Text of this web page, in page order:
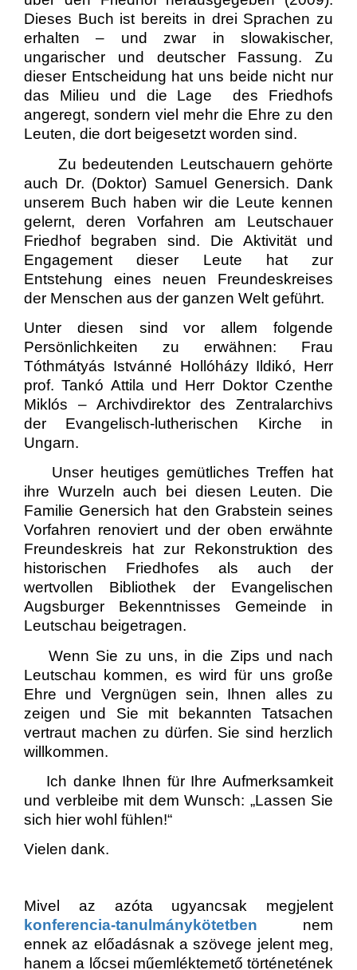
Dieses Buch ist bereits in drei Sprachen zu
erhalten – und zwar in slowakischer,
ungarischer und deutscher Fassung. Zu
dieser Entscheidung hat uns beide nicht nur
das Milieu und die Lage des Friedhofs
angeregt, sondern viel mehr die Ehre zu den
Leuten, die dort beigesetzt worden sind.
Zu bedeutenden Leutschauern gehörte
auch Dr. (Doktor) Samuel Genersich. Dank
unserem Buch haben wir die Leute kennen
gelernt, deren Vorfahren am Leutschauer
Friedhof begraben sind. Die Aktivität und
Engagement dieser Leute hat zur
Entstehung eines neuen Freundeskreises
der Menschen aus der ganzen Welt geführt.
Unter diesen sind vor allem folgende
Persönlichkeiten zu erwähnen: Frau
Tóthmátyás Istvánné Hollóházy Ildikó, Herr
prof. Tankó Attila und Herr Doktor Czenthe
Miklós – Archivdirektor des Zentralarchivs
der Evangelisch-lutherischen Kirche in
Ungarn.
Unser heutiges gemütliches Treffen hat
ihre Wurzeln auch bei diesen Leuten. Die
Familie Genersich hat den Grabstein seines
Vorfahren renoviert und der oben erwähnte
Freundeskreis hat zur Rekonstruktion des
historischen Friedhofes als auch der
wertvollen Bibliothek der Evangelischen
Augsburger Bekenntnisses Gemeinde in
Leutschau beigetragen.
Wenn Sie zu uns, in die Zips und nach
Leutschau kommen, es wird für uns große
Ehre und Vergnügen sein, Ihnen alles zu
zeigen und Sie mit bekannten Tatsachen
vertraut machen zu dürfen. Sie sind herzlich
willkommen.
Ich danke Ihnen für Ihre Aufmerksamkeit
und verbleibe mit dem Wunsch: „Lassen Sie
sich hier wohl fühlen!“
Vielen dank.
Mivel az azóta ugyancsak megjelent
konferencia-tanulmánykötetben nem
ennek az előadásnak a szövege jelent meg,
hanem a lőcsei műemléktemető történetének